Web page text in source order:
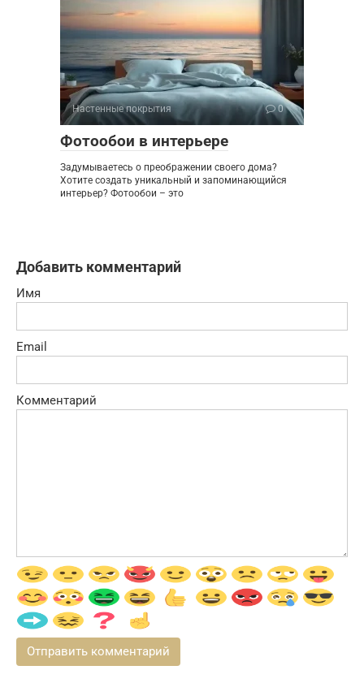
Настенные покрытия 0
Фотообои в интерьере
Задумываетесь о преображении своего дома?
Хотите создать уникальный и запоминающийся
интерьер? Фотообои – это
Добавить комментарий
Имя
Email
Комментарий